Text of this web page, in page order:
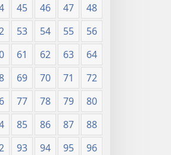
45 46 47
48
53 54 55
56
61 62 63
64
69 70 71
72
77 78 79
80
85 86 87
88
93 94 95
96